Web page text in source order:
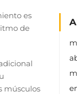
es
de
músculos